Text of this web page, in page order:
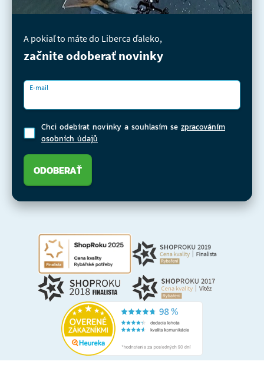
A pokiaľ to máte do Liberca ďaleko,
začnite odoberať novinky
E-mail
Chci odebírat novinky a souhlasím se zpracováním
osobních údajů
ODOBERAŤ